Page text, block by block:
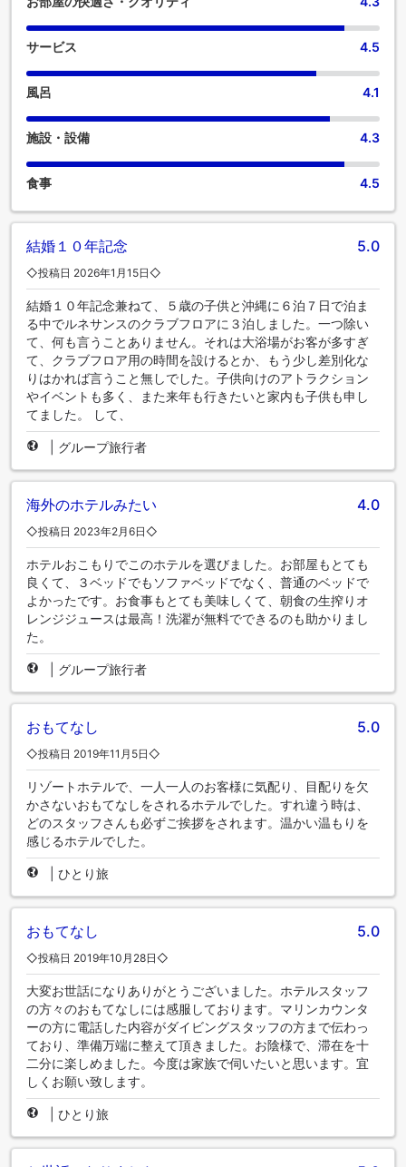
サービス 4.5
風呂 4.1
施設・設備 4.3
食事 4.5
結婚１０年記念 5.0
◇投稿日 2026年1月15日◇
結婚１０年記念兼ねて、５歳の子供と沖縄に６泊７日で泊ま
る中でルネサンスのクラブフロアに３泊しました。一つ除い
て、何も言うことありません。それは大浴場がお客が多すぎ
て、クラブフロア用の時間を設けるとか、もう少し差別化な
りはかれば言うこと無しでした。子供向けのアトラクション
やイベントも多く、また来年も行きたいと家内も子供も申し
てました。 して、
グループ旅行者
海外のホテルみたい 4.0
◇投稿日 2023年2月6日◇
ホテルおこもりでこのホテルを選びました。お部屋もとても
良くて、３ベッドでもソファベッドでなく、普通のベッドで
よかったです。お食事もとても美味しくて、朝食の生搾りオ
レンジジュースは最高！洗濯が無料でできるのも助かりまし
た。
グループ旅行者
おもてなし 5.0
◇投稿日 2019年11月5日◇
リゾートホテルで、一人一人のお客様に気配り、目配りを欠
かさないおもてなしをされるホテルでした。すれ違う時は、
どのスタッフさんも必ずご挨拶をされます。温かい温もりを
感じるホテルでした。
ひとり旅
おもてなし 5.0
◇投稿日 2019年10月28日◇
大変お世話になりありがとうございました。ホテルスタッフ
の方々のおもてなしには感服しております。マリンカウンタ
ーの方に電話した内容がダイビングスタッフの方まで伝わっ
ており、準備万端に整えて頂きました。お陰様で、滞在を十
二分に楽しめました。今度は家族で伺いたいと思います。宜
しくお願い致します。
ひとり旅